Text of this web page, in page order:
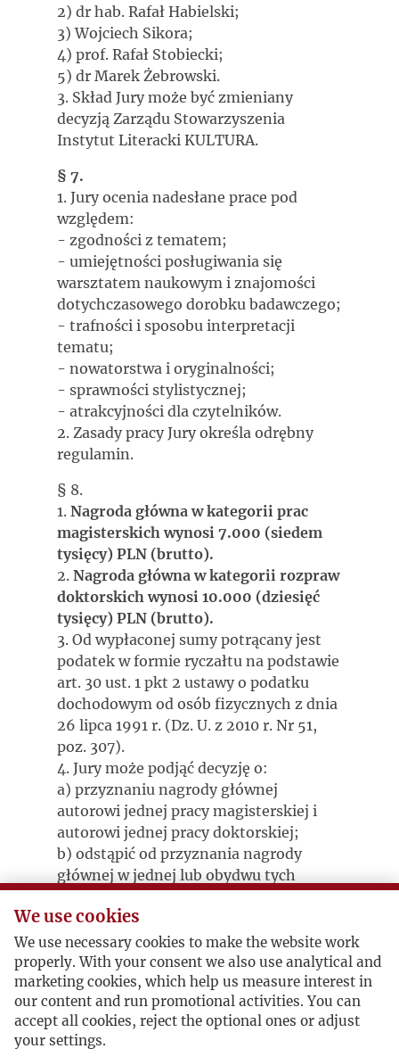
2) dr hab. Rafał Habielski;
3) Wojciech Sikora;
4) prof. Rafał Stobiecki;
5) dr Marek Żebrowski.
3. Skład Jury może być zmieniany
decyzją Zarządu Stowarzyszenia
Instytut Literacki KULTURA.
§ 7.
1. Jury ocenia nadesłane prace pod
względem:
- zgodności z tematem;
- umiejętności posługiwania się
warsztatem naukowym i znajomości
dotychczasowego dorobku badawczego;
- trafności i sposobu interpretacji
tematu;
- nowatorstwa i oryginalności;
- sprawności stylistycznej;
- atrakcyjności dla czytelników.
2. Zasady pracy Jury określa odrębny
regulamin.
§ 8.
1. Nagroda główna w kategorii prac
magisterskich wynosi 7.000 (siedem
tysięcy) PLN (brutto).
2. Nagroda główna w kategorii rozpraw
doktorskich wynosi 10.000 (dziesięć
tysięcy) PLN (brutto).
3. Od wypłaconej sumy potrącany jest
podatek w formie ryczałtu na podstawie
art. 30 ust. 1 pkt 2 ustawy o podatku
dochodowym od osób fizycznych z dnia
26 lipca 1991 r. (Dz. U. z 2010 r. Nr 51,
poz. 307).
4. Jury może podjąć decyzję o:
a) przyznaniu nagrody głównej
autorowi jednej pracy magisterskiej i
autorowi jednej pracy doktorskiej;
b) odstąpić od przyznania nagrody
głównej w jednej lub obydwu tych
c) odstąpić od przyznania nagrody
głównej w jednej lub obydwu tych
kategoriach i przyznać nagrodę lub
nagrody specjalne w wysokości, których
suma nie przekroczy 17.000 PLN.
5. Decyzja Jury Konkursu ogłaszana jest
nie później, niż do 31 grudnia roku
We use cookies
We use necessary cookies to make the website work
properly. With your consent we also use analytical and
marketing cookies, which help us measure interest in
our content and run promotional activities. You can
accept all cookies, reject the optional ones or adjust
your settings.